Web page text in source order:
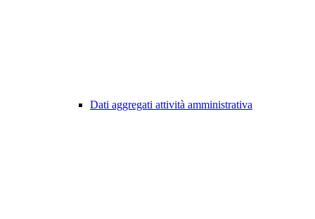
Dati aggregati attività amministrativa